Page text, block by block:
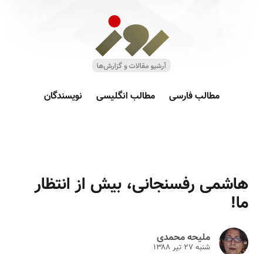
مطالب فارسی مطالب انگلیسی نویسندگان
هاشمی رفسنجانی، بیش از انتظار
ما!
ملیحه محمدی
شنبه ۲۷ تير ۱۳۸۸